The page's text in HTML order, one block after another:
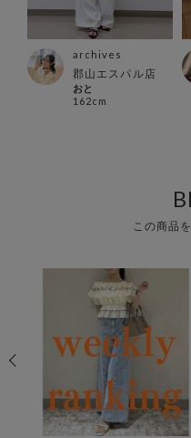
archives
郡山エスパル店
おと
162cm
この商品